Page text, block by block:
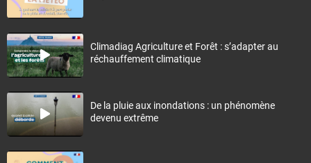
Climadiag Agriculture et Forêt : s’adapter au
réchauffement climatique
De la pluie aux inondations : un phénomène
devenu extrême